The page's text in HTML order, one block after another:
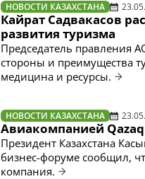
НОВОСТИ КАЗАХСТАНА
Кайрат Садвакасов
развития туризма
Председатель правления
стороны и преимущества
медицина и ресурсы.
НОВОСТИ КАЗАХСТАНА
Авиакомпанией
Президент Казахстана
бизнес-форуме сообщил,
компания.